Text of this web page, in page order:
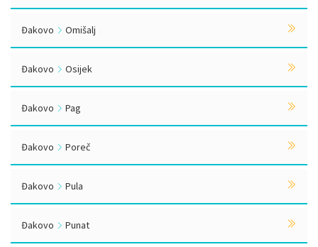
Đakovo Omišalj
Đakovo Osijek
Đakovo Pag
Đakovo Poreč
Đakovo Pula
Đakovo Punat